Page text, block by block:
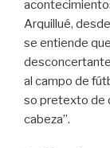
Arquillué,
se entiende
al campo de
so pretexto de
cabeza”.